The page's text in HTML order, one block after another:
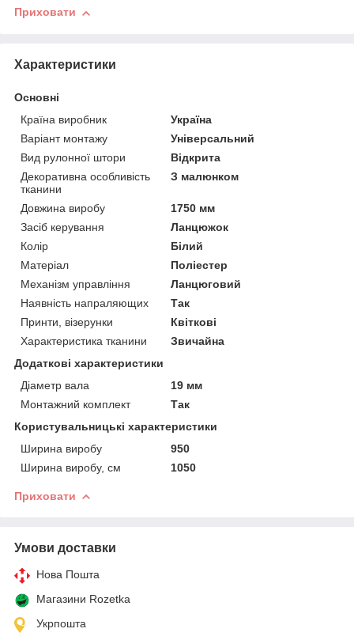
Приховати
Характеристики
Основні
Країна виробник
Україна
Варіант монтажу
Універсальний
Вид рулонної штори
Відкрита
Декоративна особливість
тканини
З малюнком
Довжина виробу
1750 мм
Засіб керування
Ланцюжок
Колір
Білий
Матеріал
Поліестер
Механізм управління
Ланцюговий
Наявність напраляющих
Так
Принти, візерунки
Квіткові
Характеристика тканини
Звичайна
Додаткові характеристики
Діаметр вала
19 мм
Монтажний комплект
Так
Користувальницькі характеристики
Ширина виробу
950
Ширина виробу, см
1050
Приховати
Умови доставки
Нова Пошта
Магазини Rozetka
Укрпошта